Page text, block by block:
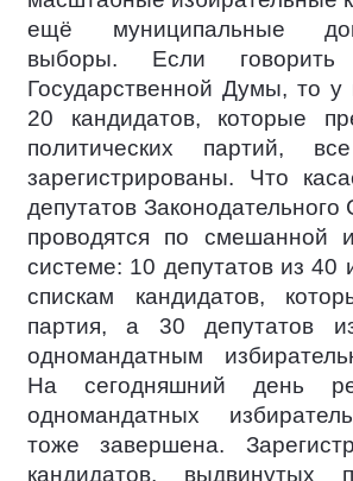
ещё муниципальные
выборы. Если
Государственной Думы, то у
20 кандидатов, которые
политических партий,
зарегистрированы. Что
депутатов
проводятся по смешанной
системе: 10 депутатов из 40
спискам кандидатов,
партия, а 30 депутатов
одномандатным
На сегодняшний день
одномандатных
тоже завершена.
кандидатов, выдвинутых